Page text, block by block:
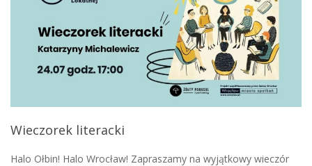
Wieczorek literacki
Halo Ołbin! Halo Wrocław! Zapraszamy na wyjątkowy wieczór